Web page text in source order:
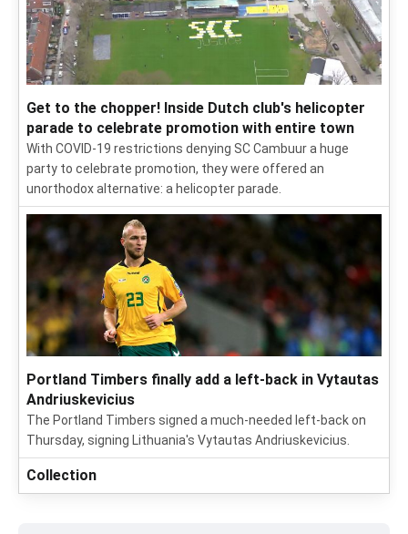
Get to the chopper! Inside Dutch club's helicopter
parade to celebrate promotion with entire town
With COVID-19 restrictions denying SC Cambuur a huge
party to celebrate promotion, they were offered an
unorthodox alternative: a helicopter parade.
Portland Timbers finally add a left-back in Vytautas
Andriuskevicius
The Portland Timbers signed a much-needed left-back on
Thursday, signing Lithuania's Vytautas Andriuskevicius.
Collection